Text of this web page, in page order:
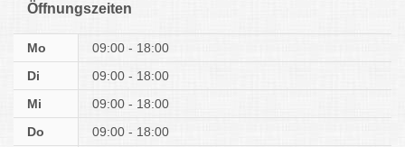
Öffnungszeiten
Mo
09:00 - 18:00
Di
09:00 - 18:00
Mi
09:00 - 18:00
Do
09:00 - 18:00